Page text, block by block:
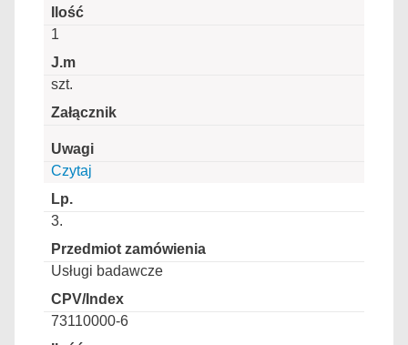
1
szt.
Czytaj
3.
Usługi badawcze
73110000-6